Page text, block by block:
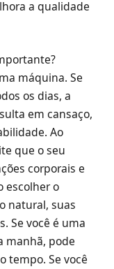
a qualidade
máquina. Se
os dias, a
em cansaço,
Ao
que o seu
corporais e
escolher o
natural, suas
Se você é uma
manhã, pode
tempo. Se você